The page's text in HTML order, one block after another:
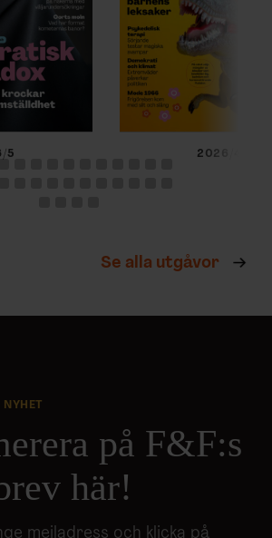
5 2026/4
Se alla utgåvor
på F&F:s
här!
mejladress och klicka på